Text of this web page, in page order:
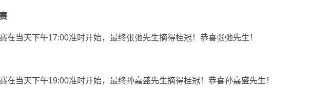
在当天下午17:00准时开始，最终张弛先生摘得桂冠！恭喜张弛先生！
在当天下午19:00准时开始，最终孙嘉盛先生摘得桂冠！恭喜孙嘉盛先生！